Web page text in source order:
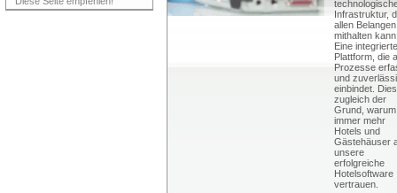
Infrastruktur,
allen Belangen
mithalten
Eine integrierte
Plattform, die
Prozesse
und
einbindet.
zugleich der
Grund, warum
immer mehr
Hotels und
Gästehäuser
unsere
erfolgreiche
Hotelsoftware
vertrauen.